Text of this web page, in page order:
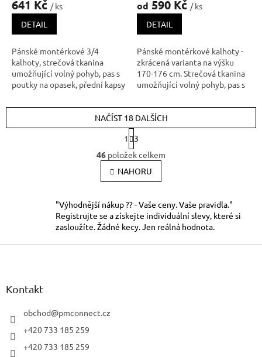
641 Kč / ks
DETAIL
Pánské montérkové 3/4
kalhoty, strečová tkanina
umožňující volný pohyb, pas s
poutky na opasek, přední kapsy
kapsy na obou stranách, kolena
zesílena 600D polyesterem,
dvě zadní kapsy - jedna s
od 590 Kč / ks
DETAIL
Pánské montérkové kalhoty -
zkrácená varianta na výšku
170-176 cm. Strečová tkanina
umožňující volný pohyb, pas s
s kapsou na zip, multifunkční
kapsy na obou stranách, kolena
zesílena 600D polyesterem s
možností vložení
O
v
l
á
a
c
í
NAČÍST 18 DALŠÍCH
S
t
r
á
n
k
v
á
n
í
1
3
46 položek celkem
NAHORU
"Výhodnější nákup ?? - Vaše ceny. Vaše pravidla."
Registrujte se a získejte individuální slevy, které si
zasloužíte. Žádné kecy. Jen reálná hodnota.
Z
Kontakt
obchod@pmconnect.cz
+420 733 185 259
+420 733 185 259